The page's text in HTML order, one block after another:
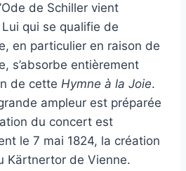
de Schiller vient
qui se qualifie de
en particulier en raison de
s’absorbe entièrement
de cette Hymne à la Joie.
ampleur est préparée
du concert est
le 7 mai 1824, la création
Kärtnertor de Vienne.